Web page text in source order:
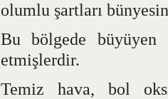
olumlu şartları
Bu bölgede büyüyen
etmişlerdir.
Temiz hava, bol